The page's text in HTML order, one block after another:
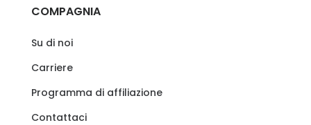
COMPAGNIA
Su di noi
Carriere
Programma di affiliazione
Contattaci